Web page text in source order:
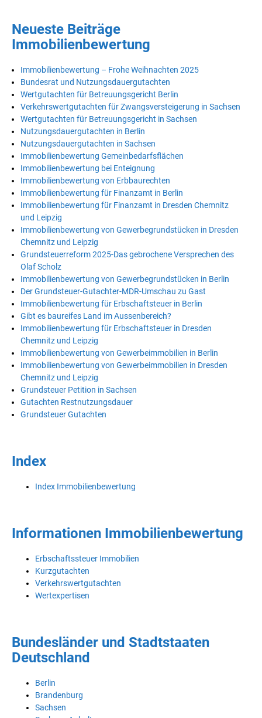
Neueste Beiträge
Immobilienbewertung
Immobilienbewertung – Frohe Weihnachten 2025
Bundesrat und Nutzungsdauergutachten
Wertgutachten für Betreuungsgericht Berlin
Verkehrswertgutachten für Zwangsversteigerung in Sachsen
Wertgutachten für Betreuungsgericht in Sachsen
Nutzungsdauergutachten in Berlin
Nutzungsdauergutachten in Sachsen
Immobilienbewertung Gemeinbedarfsflächen
Immobilienbewertung bei Enteignung
Immobilienbewertung von Erbbaurechten
Immobilienbewertung für Finanzamt in Berlin
Immobilienbewertung für Finanzamt in Dresden Chemnitz
und Leipzig
Immobilienbewertung von Gewerbegrundstücken in Dresden
Chemnitz und Leipzig
Grundsteuerreform 2025-Das gebrochene Versprechen des
Olaf Scholz
Immobilienbewertung von Gewerbegrundstücken in Berlin
Der Grundsteuer-Gutachter-MDR-Umschau zu Gast
Immobilienbewertung für Erbschaftsteuer in Berlin
Gibt es baureifes Land im Aussenbereich?
Immobilienbewertung für Erbschaftsteuer in Dresden
Chemnitz und Leipzig
Immobilienbewertung von Gewerbeimmobilien in Berlin
Immobilienbewertung von Gewerbeimmobilien in Dresden
Chemnitz und Leipzig
Grundsteuer Petition in Sachsen
Gutachten Restnutzungsdauer
Grundsteuer Gutachten
Index
Index Immobilienbewertung
Informationen Immobilienbewertung
Erbschaftssteuer Immobilien
Kurzgutachten
Verkehrswertgutachten
Wertexpertisen
Bundesländer und Stadtstaaten
Deutschland
Berlin
Brandenburg
Sachsen